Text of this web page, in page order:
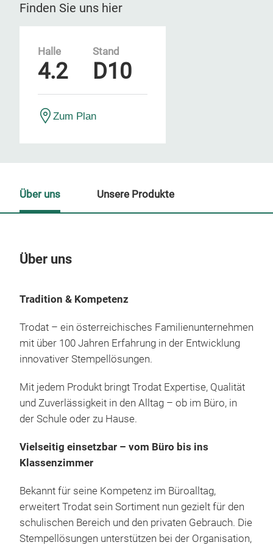
Finden Sie uns hier
Halle
4.2
Stand
D10
Zum Plan
Über uns
Tradition & Kompetenz
Trodat – ein österreichisches Familienunternehmen
mit über 100 Jahren Erfahrung in der Entwicklung
innovativer Stempellösungen.
Mit jedem Produkt bringt Trodat Expertise, Qualität
und Zuverlässigkeit in den Alltag – ob im Büro, in
der Schule oder zu Hause.
Vielseitig einsetzbar – vom Büro bis ins
Klassenzimmer
Bekannt für seine Kompetenz im Büroalltag,
erweitert Trodat sein Sortiment nun gezielt für den
schulischen Bereich und den privaten Gebrauch. Die
Stempellösungen unterstützen bei der Organisation,
Über uns Unsere Produkte